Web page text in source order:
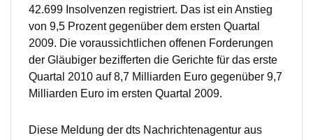
42.699 Insolvenzen registriert. Das ist ein Anstieg
von 9,5 Prozent gegenüber dem ersten Quartal
2009. Die voraussichtlichen offenen Forderungen
der Gläubiger bezifferten die Gerichte für das erste
Quartal 2010 auf 8,7 Milliarden Euro gegenüber 9,7
Milliarden Euro im ersten Quartal 2009.
Diese Meldung der dts Nachrichtenagentur aus